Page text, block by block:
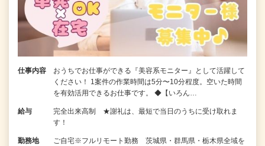
仕事内容
おうちでお仕事ができる『美容系モニター』として活躍して
ください！ 1案件の作業時間は5分〜10分程度。空いた時間
を有効活用できるお仕事です。 ◆【いろん…
給与
完全出来高制 ★謝礼は、最短で当日のうちに受け取れま
す！
勤務地
ご自宅※フルリモート勤務 茨城県・群馬県・栃木県全域を